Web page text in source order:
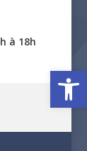
à 18h